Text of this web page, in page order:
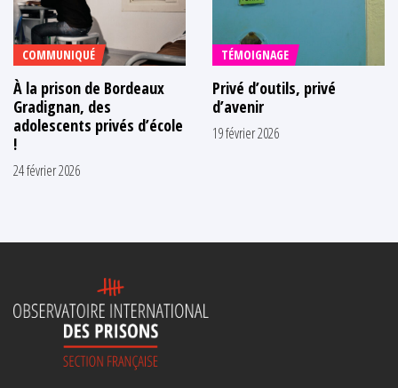
COMMUNIQUÉ
À la prison de Bordeaux
Gradignan, des
adolescents privés d’école
!
24 février 2026
TÉMOIGNAGE
Privé d’outils, privé
d’avenir
19 février 2026